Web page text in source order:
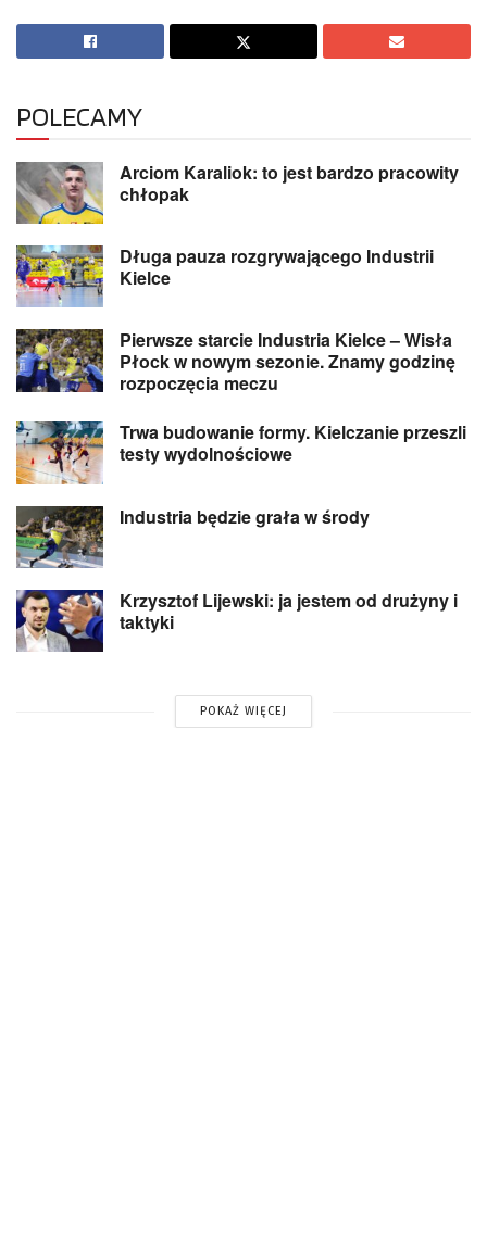
POLECAMY
Arciom Karaliok: to jest bardzo pracowity
chłopak
Długa pauza rozgrywającego Industrii
Kielce
Pierwsze starcie Industria Kielce – Wisła
Płock w nowym sezonie. Znamy godzinę
rozpoczęcia meczu
Trwa budowanie formy. Kielczanie przeszli
testy wydolnościowe
Industria będzie grała w środy
Krzysztof Lijewski: ja jestem od drużyny i
taktyki
POKAŻ WIĘCEJ